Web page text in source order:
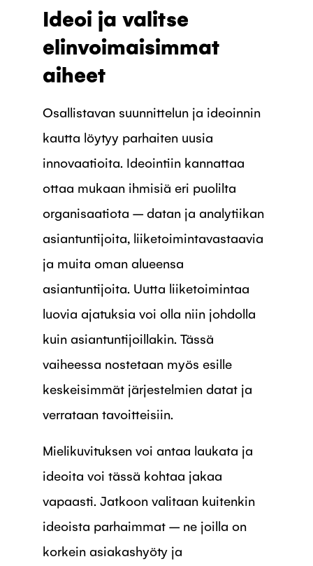
Ideoi ja valitse
elinvoimaisimmat
aiheet
Osallistavan suunnittelun ja ideoinnin
kautta löytyy parhaiten uusia
innovaatioita. Ideointiin kannattaa
ottaa mukaan ihmisiä eri puolilta
organisaatiota – datan ja analytiikan
asiantuntijoita, liiketoimintavastaavia
ja muita oman alueensa
asiantuntijoita. Uutta liiketoimintaa
luovia ajatuksia voi olla niin johdolla
kuin asiantuntijoillakin. Tässä
vaiheessa nostetaan myös esille
keskeisimmät järjestelmien datat ja
verrataan tavoitteisiin.
Mielikuvituksen voi antaa laukata ja
ideoita voi tässä kohtaa jakaa
vapaasti. Jatkoon valitaan kuitenkin
ideoista parhaimmat – ne joilla on
korkein asiakashyöty ja